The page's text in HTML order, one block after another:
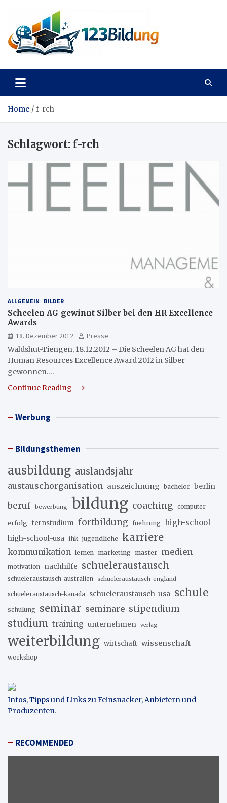
content
123Bildung
Home f-rch
Schlagwort: f-rch
ALLGEMEIN BILDER
Scheelen AG gewinnt Silber bei den HR Excellence
Awards
18. Dezember 2012
Presse
Waldshut-Tiengen, 18.12.2012 – Die Scheelen AG hat den
Human Resources Excellence Award 2012 in Silber
gewonnen.…
Continue Reading
Werbung
Bildungsthemen
ausbildung auslandsjahr
austauschorganisation auszeichnung bachelor berlin
beruf bewerbung bildung coaching computer
erfolg fernstudium fortbildung fuehrung high-school
high-school-usa ihk jugendliche karriere
kommunikation lernen marketing master medien
motivation nachhilfe schueleraustausch
schueleraustausch-australien schueleraustausch-england
schueleraustausch-kanada schueleraustausch-usa schule
schulung seminar seminare stipendium
studium training unternehmen verlag
weiterbildung wirtschaft wissenschaft
workshop
Infos, Tipps und Links zu Feinsnacker, Anbietern und
Produzenten.
RECOMMENDED